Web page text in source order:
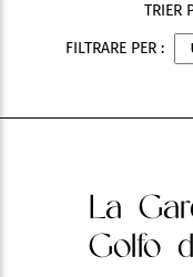
TRIER
FILTRARE PER :
La
Golfo